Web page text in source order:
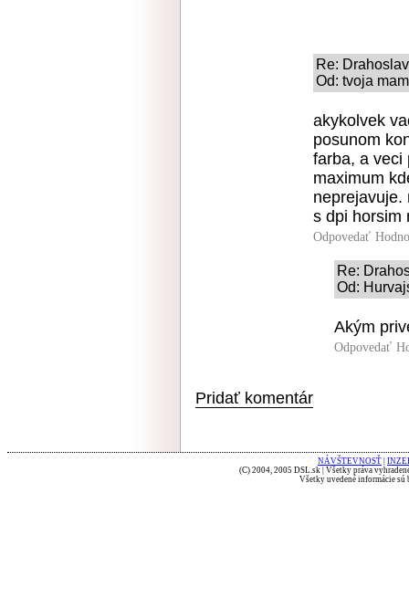
Re: Drahoslav
Od: tvoja
akykolvek
posunom
farba, a veci
maximum
neprejavuje.
s dpi horsim
Odpovedať
Re:
Od:
Akým
Odpovedať
Pridať komentár
NÁVŠTEVNOSŤ
(C) 2004, 2005 DSL.sk | Všetky práva
Všetky uvedené informácie sú